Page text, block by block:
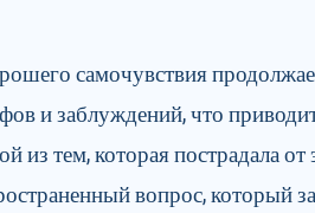
самочувствия
и заблуждений, что
из тем, которая пострадала от
вопрос, который